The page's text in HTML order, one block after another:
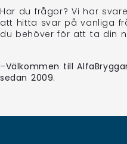
Har du frågor? Vi har
att hitta svar på vanliga
du behöver för att ta din
–Välkommen till
sedan 2009.